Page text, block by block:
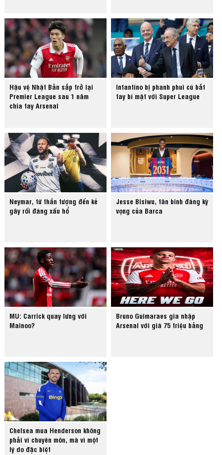
Hậu vệ Nhật Bản sắp trở lại
Premier League sau 1 năm
chia tay Arsenal
Infantino bị phanh phui cú bắt
tay bí mật với Super League
Neymar, từ thần tượng đến kẻ
gây rối đáng xấu hổ
Jesse Bisiwu, tân binh đáng kỳ
vọng của Barca
MU: Carrick quay lưng với
Mainoo?
Bruno Guimaraes gia nhập
Arsenal với giá 75 triệu bảng
Chelsea mua Henderson không
phải vì chuyên môn, mà vì một
lý do đặc biệt